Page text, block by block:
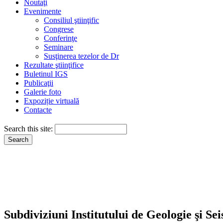
Noutaţi
Evenimente
Consiliul ştiinţific
Congrese
Conferinţe
Seminare
Susţinerea tezelor de Dr
Rezultate ştiinţifice
Buletinul IGS
Publicaţii
Galerie foto
Expoziție virtuală
Contacte
Search this site:
Subdiviziuni Institutului de Geologie şi